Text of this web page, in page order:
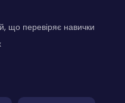
що перевіряє навички